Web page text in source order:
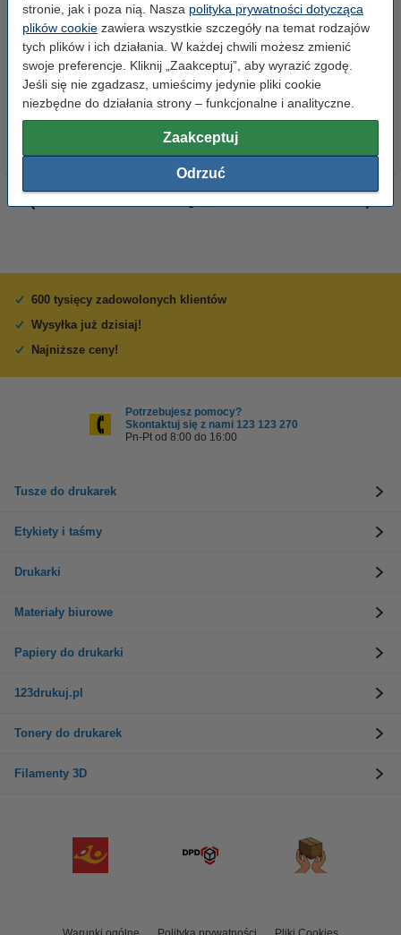
stronie, jak i poza nią. Nasza polityka prywatności dotycząca
plików cookie zawiera wszystkie szczegóły na temat rodzajów
tych plików i ich działania. W każdej chwili możesz zmienić
swoje preferencje. Kliknij „Zaakceptuj”, aby wyrazić zgodę.
Jeśli się nie zgadzasz, umieścimy jedynie pliki cookie
niezbędne do działania strony – funkcjonalne i analityczne.
Zaakceptuj
Odrzuć
Etykiety wysyłkowe A6 (105 x
148 mm), 100 etykiet, 123drukuj
14,90 zł z VAT
Zestaw 4x marker do tablic
suchościeralnych (okrągła
końcówka 2,5 mm) 123drukuj
19,90 zł z VAT
600 tysięcy zadowolonych klientów
Wysyłka już dzisiaj!
Najniższe ceny!
Potrzebujesz pomocy?
Skontaktuj się z nami 123 123 270
Pn-Pt od 8:00 do 16:00
Tusze do drukarek
Etykiety i taśmy
Drukarki
Materiały biurowe
Papiery do drukarki
123drukuj.pl
Tonery do drukarek
Filamenty 3D